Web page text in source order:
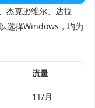
杰克逊维尔、达拉
选择Windows，均为
流量
1T/月